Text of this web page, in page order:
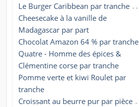
Le Burger Caribbean par tranche
Cheesecake à la vanille de
Madagascar par part
Chocolat Amazon 64 % par tranche
Quatre - Homme des épices &
Clémentine corse par tranche
Pomme verte et kiwi Roulet par
tranche
Croissant au beurre pur par pièce